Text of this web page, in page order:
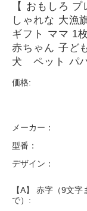
【 おもしろ
しゃれな 大漁
ギフト ママ 1
赤ちゃん 子ど
犬 ペット パパ
価格:
メーカー：
型番：
デザイン：
【A】 赤字（9文字
で）: